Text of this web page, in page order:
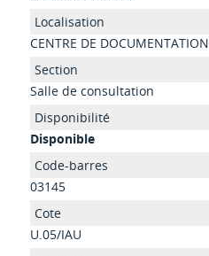
CENTRE DE DOCUMENTATION
Salle de consultation
Disponible
03145
U.05/IAU